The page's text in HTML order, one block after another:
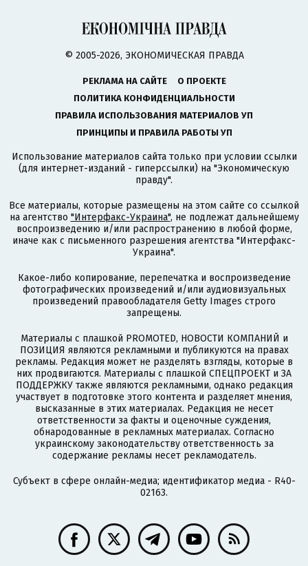
© 2005-2026, ЭКОНОМИЧЕСКАЯ ПРАВДА
РЕКЛАМА НА САЙТЕ
О ПРОЕКТЕ
ПОЛИТИКА КОНФИДЕНЦИАЛЬНОСТИ
ПРАВИЛА ИСПОЛЬЗОВАНИЯ МАТЕРИАЛОВ УП
ПРИНЦИПЫ И ПРАВИЛА РАБОТЫ УП
Использование материалов сайта только при условии ссылки
(для интернет-изданий - гиперссылки) на "Экономическую
правду".
Все материалы, которые размещены на этом сайте со ссылкой
на агентство "Интерфакс-Украина", не подлежат дальнейшему
воспроизведению и/или распространению в любой форме,
иначе как с письменного разрешения агентства "Интерфакс-
Украина".
Какое-либо копирование, перепечатка и воспроизведение
фотографических произведений и/или аудиовизуальных
произведений правообладателя Getty Images строго
запрещены.
Материалы с плашкой PROMOTED, НОВОСТИ КОМПАНИЙ и
ПОЗИЦИЯ являются рекламными и публикуются на правах
рекламы. Редакция может не разделять взгляды, которые в
них продвигаются. Материалы с плашкой СПЕЦПРОЕКТ и ЗА
ПОДДЕРЖКУ также являются рекламными, однако редакция
участвует в подготовке этого контента и разделяет мнения,
высказанные в этих материалах. Редакция не несет
ответственности за факты и оценочные суждения,
обнародованные в рекламных материалах. Согласно
украинскому законодательству ответственность за
содержание рекламы несет рекламодатель.
Субъект в сфере онлайн-медиа; идентификатор медиа - R40-
02163.